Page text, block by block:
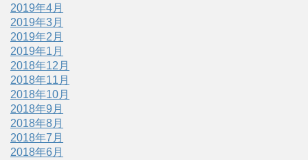
2019年4月
2019年3月
2019年2月
2019年1月
2018年12月
2018年11月
2018年10月
2018年9月
2018年8月
2018年7月
2018年6月